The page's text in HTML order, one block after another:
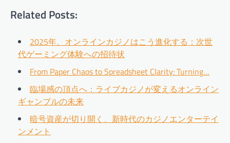
Related Posts:
2025年、オンラインカジノはこう進化する：次世
代ゲーミング体験への招待状
From Paper Chaos to Spreadsheet Clarity: Turning…
臨場感の頂点へ：ライブカジノが変えるオンライン
ギャンブルの未来
暗号資産が切り開く、新時代のカジノエンターテイ
ンメント